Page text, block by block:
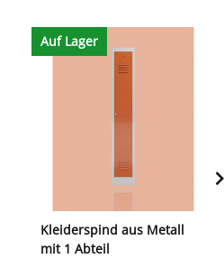
Auf Lager
Kleiderspind aus Metall
mit 1 Abteil